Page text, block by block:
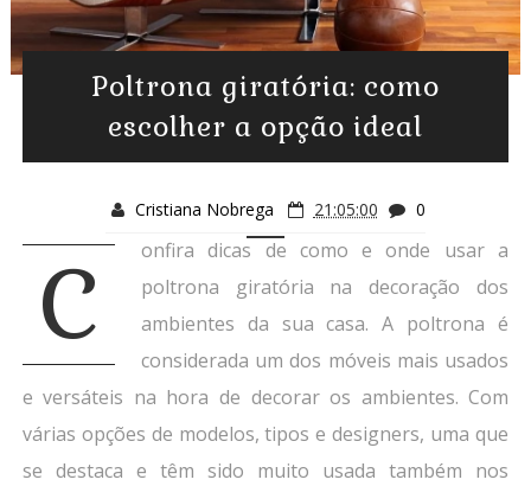
Poltrona giratória: como
escolher a opção ideal
Cristiana Nobrega 21:05:00 0
C
onfira dicas de como e onde usar a
poltrona giratória na decoração dos
ambientes da sua casa. A poltrona é
considerada um dos móveis mais usados
e versáteis na hora de decorar os ambientes. Com
várias opções de modelos, tipos e designers, uma que
se destaca e têm sido muito usada também nos